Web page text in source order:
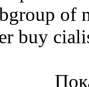
of
buy